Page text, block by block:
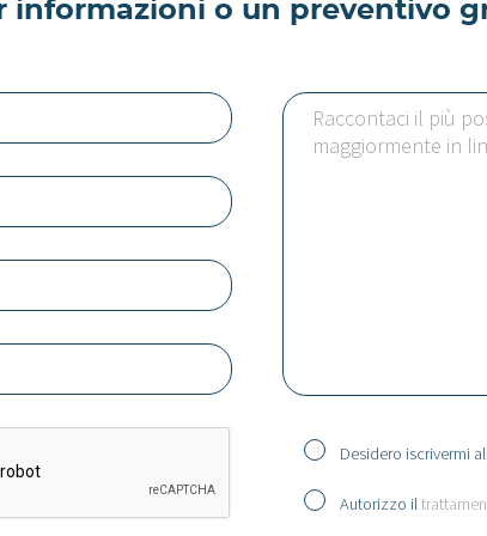
informazioni o un preventivo
Desidero iscrivermi
Autorizzo il